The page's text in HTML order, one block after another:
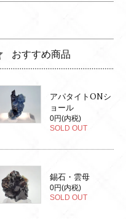
おすすめ商品
アパタイトONシ
ョール
0円(内税)
SOLD OUT
錫石・雲母
0円(内税)
SOLD OUT